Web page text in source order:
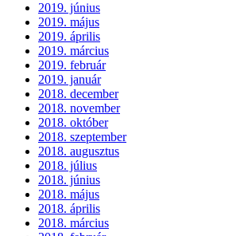
2019. június
2019. május
2019. április
2019. március
2019. február
2019. január
2018. december
2018. november
2018. október
2018. szeptember
2018. augusztus
2018. július
2018. június
2018. május
2018. április
2018. március